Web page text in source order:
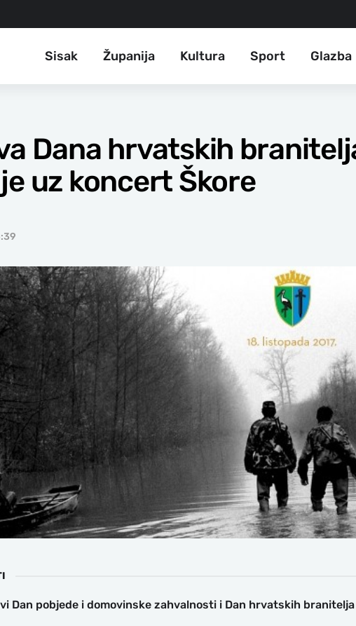
Sisak Županija Kultura Sport Glazba
Dana hrvatskih
uz koncert Škore
Dan pobjede i domovinske zahvalnosti i Dan hrvatskih branitelja